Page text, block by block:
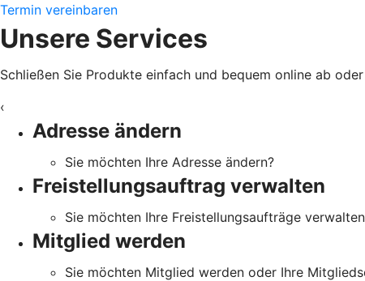
Termin vereinbaren
Unsere Services
Schließen Sie Produkte einfach und bequem online ab
‹
Adresse ändern
Sie möchten Ihre Adresse ändern?
Freistellungsauftrag verwalten
Sie möchten Ihre Freistellungsaufträge
Mitglied werden
Sie möchten Mitglied werden oder Ihre